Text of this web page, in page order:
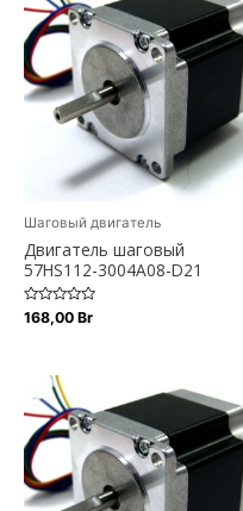
Шаговый двигатель
Двигатель шаговый
57HS112-3004A08-D21
Оценка
0
168,00 Br